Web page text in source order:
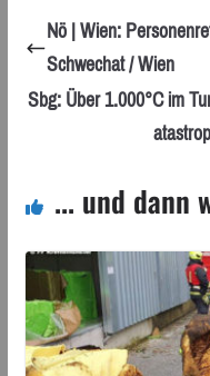
Nö | Wien:
Schwechat / Wien
Sbg: Über 1.000°C im
... und dann